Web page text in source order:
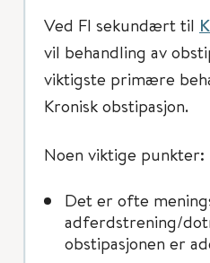
Ved FI sekundært til
vil behandling av
viktigste primære
Kronisk obstipasjon.
Noen viktige punkter:
Det er ofte
adferdstrening/
obstipasjonen er